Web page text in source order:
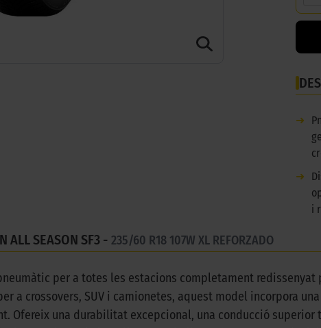
➜
➜
i
ALL SEASON SF3 - 235/60 R18 107W XL REFORZADO
pneumàtic per a totes les estacions completament
a crossovers, SUV i camionetes, aquest model incorpora
Ofereix una durabilitat excepcional, una conducció